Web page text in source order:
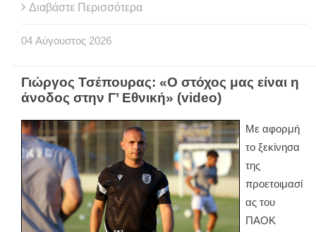
Διαβάστε Περισσότερα
04 Αύγουστος 2026
Γιώργος Τσέπουρας: «Ο στόχος μας είναι η
άνοδος στην Γ’ Εθνική» (video)
Με αφορμή
το ξεκίνησα
της
προετοιμασί
ας του
ΠΑΟΚ